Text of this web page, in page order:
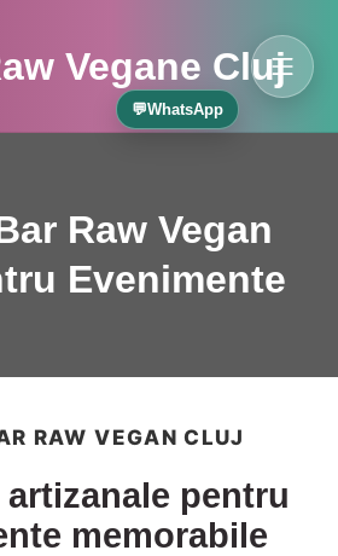
Raw Vegan
Evenimente
RAW VEGAN CLUJ
pentru
memorabile
💬WhatsApp